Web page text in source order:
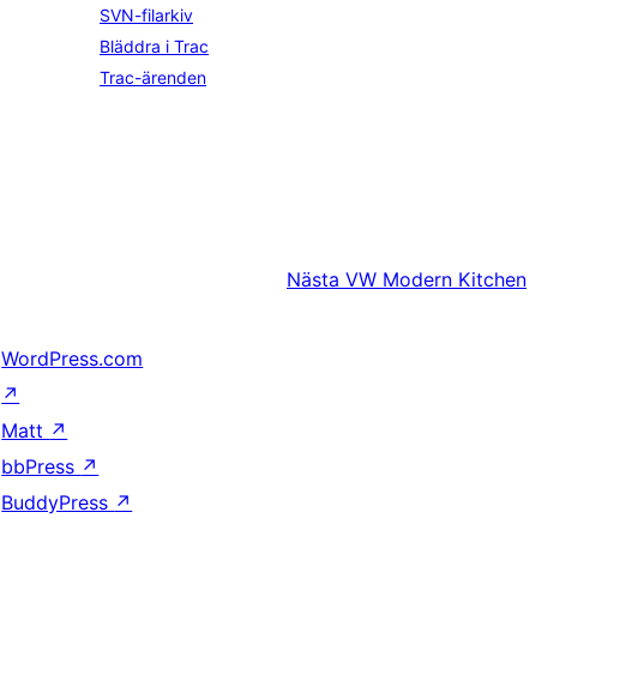
SVN-filarkiv
Bläddra i Trac
Trac-ärenden
Nästa VW Modern Kitchen
WordPress.com
↗
Matt ↗
bbPress ↗
BuddyPress ↗